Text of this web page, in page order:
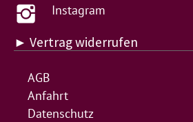
Instagram
► Vertrag widerrufen
AGB
Anfahrt
Datenschutz